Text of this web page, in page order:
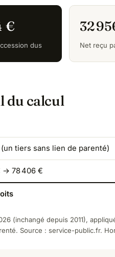
€
dus
32
Net reçu
du calcul
tiers sans lien de parenté)
→ 78 406 €
(inchangé depuis 2011),
Source : service-public.fr.